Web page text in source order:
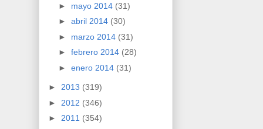
► mayo 2014 (31)
► abril 2014 (30)
► marzo 2014 (31)
► febrero 2014 (28)
► enero 2014 (31)
► 2013 (319)
► 2012 (346)
► 2011 (354)